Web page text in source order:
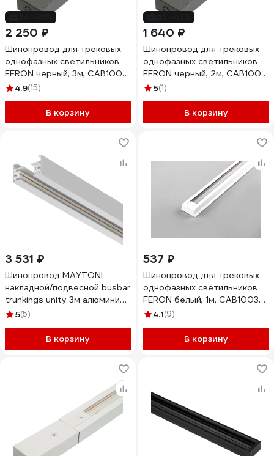
2 250 ₽
Шинопровод для трековых
однофазных светильников
FERON черный, 3м, CAB1007,
51892
4.9(15)
В корзину
1 640 ₽
Шинопровод для трековых
однофазных светильников
FERON черный, 2м, CAB1007,
51891
5(1)
В корзину
3 531 ₽
Шинопровод MAYTONI
накладной/подвесной busbar
trunkings unity 3м алюминий
белый TRX001-113W
5(5)
В корзину
537 ₽
Шинопровод для трековых
однофазных светильников
FERON белый, 1м, CAB1003
10337
4.1(9)
В корзину